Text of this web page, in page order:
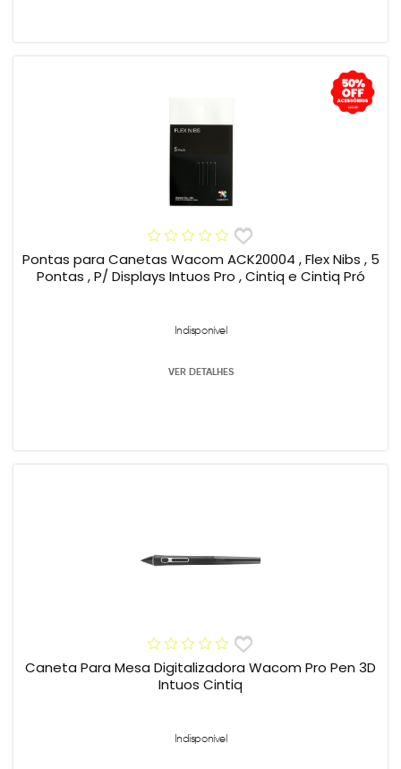
Pontas para Canetas Wacom ACK20004 , Flex Nibs , 5
Pontas , P/ Displays Intuos Pro , Cintiq e Cintiq Pró
Indisponível
VER DETALHES
Caneta Para Mesa Digitalizadora Wacom Pro Pen 3D
Intuos Cintiq
Indisponível